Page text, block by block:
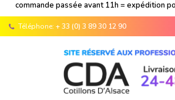
commande passée avant 11h = expédition
Téléphone: + 33 (0) 3 89 30 12 90